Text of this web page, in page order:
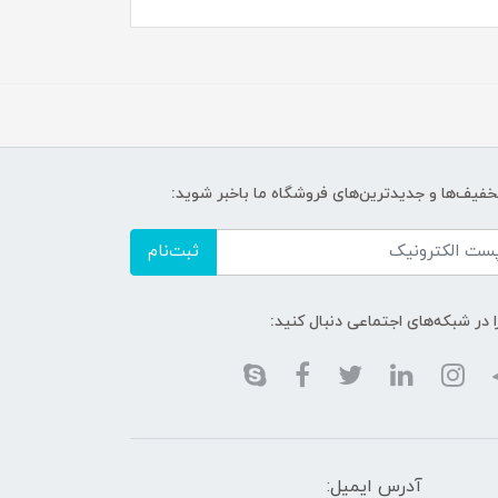
و جدیدترین‌های فروشگاه ما باخبر شوید:
ثبت‌نام
در شبکه‌های اجتماعی دنبال کنید:
آدرس ایمیل: